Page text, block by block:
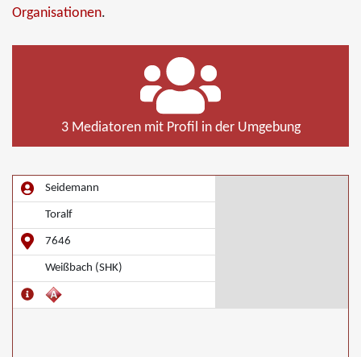
Organisationen.
3 Mediatoren mit Profil in der Umgebung
Seidemann
Toralf
7646
Weißbach (SHK)